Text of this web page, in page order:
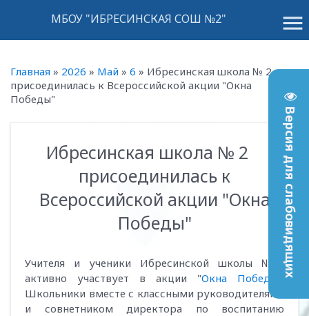
Версия для слабовидящих
menu
МБОУ "ИБРЕСИНСКАЯ СОШ №2"
Главная » 2026 » Май » 6 » Ибресинская школа № 2
присоединилась к Всероссийской акции "Окна
Победы"
Ибресинская школа № 2
присоединилась к
Всероссийской акции "Окна
Победы"
Учителя и ученики Ибресинской школы №2
активно участвует в акции "Окна Победы
Школьники вместе с классными руководителями
и совнетником директора по воспитанию